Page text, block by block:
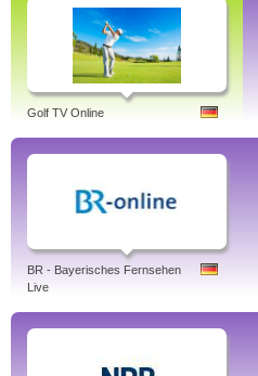
Golf TV Online
BR - Bayerisches Fernsehen
Live